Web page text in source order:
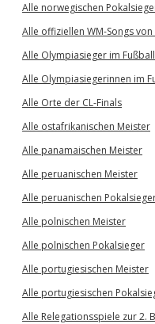
Alle norwegischen
Alle offiziellen WM-Songs
Alle Olympiasieger im Fußball
Alle Olympiasiegerinnen im
Alle Orte der CL-Finals
Alle ostafrikanischen Meister
Alle panamaischen Meister
Alle peruanischen Meister
Alle peruanischen
Alle polnischen Meister
Alle polnischen Pokalsieger
Alle portugiesischen Meister
Alle portugiesischen
Alle Relegationsspiele zur 2.